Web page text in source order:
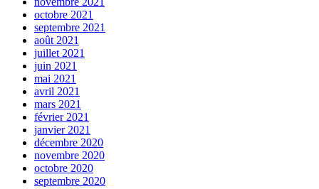
octobre 2021
septembre 2021
août 2021
juillet 2021
juin 2021
mai 2021
avril 2021
mars 2021
février 2021
janvier 2021
décembre 2020
novembre 2020
octobre 2020
septembre 2020